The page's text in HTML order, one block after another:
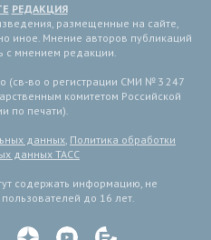
РЕДАКЦИЯ
размещенные на сайте,
иное. Мнение авторов публикаций
с мнением редакции.
(св-во о регистрации СМИ № 3 247
комитетом Российской
по печати).
данных Политика обработки
данных ТАСС
содержать информацию, не
до 16 лет.